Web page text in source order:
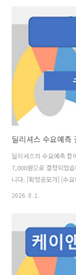
비율은 96.70%였습니
33건에 13,031,500주
로는 0.78%였는데, 신
약 일정] - 청약일 : 8월
딜리셔스의 수요예측 참
7,000원으로 결정되었
니다. [확정공모가] [수
건수는 총 441건에 신청
였지만, 희망 공모가 하
무 보유 확약 비율] 의
물량 대비 건수로는
미가 없다고 하겠습니
(화) ..
2026. 8. 1.